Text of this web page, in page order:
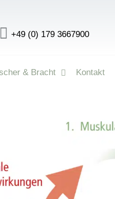
+49 (0) 179 3667900
& Bracht Kontakt